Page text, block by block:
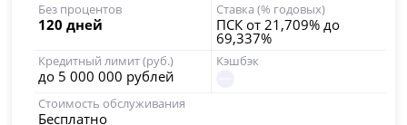
Без процентов
120 дней
Ставка (% годовых)
ПСК от 21,709% до
69,337%
Кредитный лимит (руб.)
до 5 000 000 рублей
Кэшбэк
Стоимость обслуживания
Бесплатно